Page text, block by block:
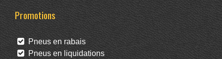
Promotions
Pneus en rabais
Pneus en liquidations